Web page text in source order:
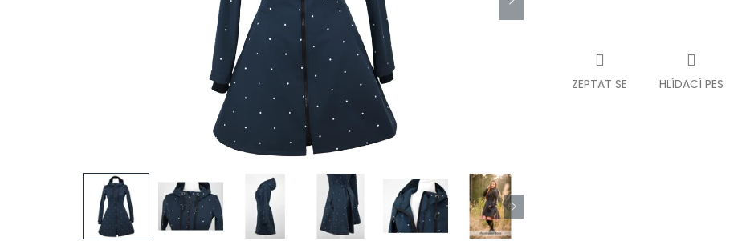
ZEPTAT SE HLÍDACÍ PES